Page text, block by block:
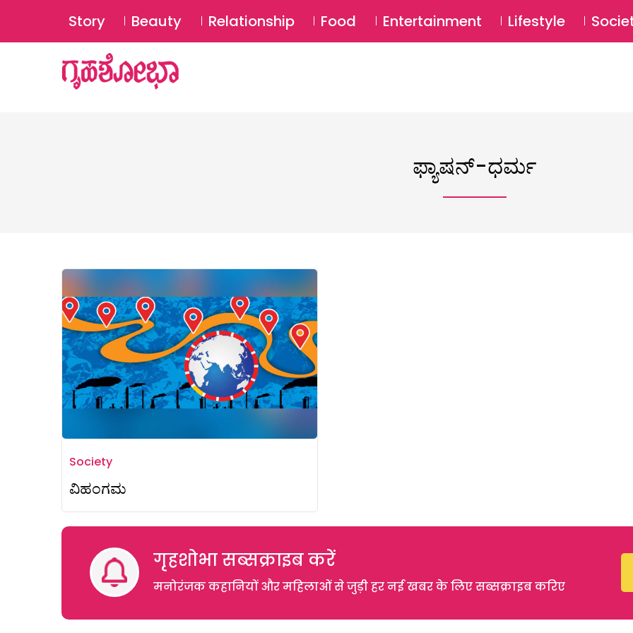
Story Beauty Relationship Food Entertainment Lifestyle
ಫ್ಯಾಷನ್-ಧರ್ಮ
Society
ವಿಹಂಗಮ
गृहशोभा सब्सक्राइब करें
मनोरंजक कहानियों और महिलाओं से जुड़ी हर नई खबर के लिए सब्सक्राइब करिए